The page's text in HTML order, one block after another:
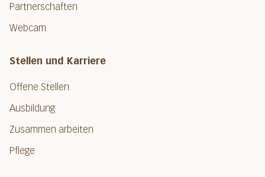
Partnerschaften
Webcam
Stellen und Karriere
Offene Stellen
Ausbildung
Zusammen arbeiten
Pflege